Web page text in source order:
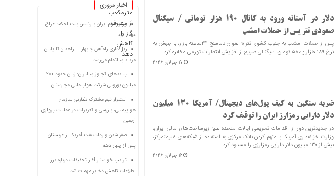
دلار در آستانه ورود به کانال ۱۹۰ هزار تومانی / سیگنال
صعودی تتر پس از حملات امشب
پس از حملات امشب به جنوب کشور، تتر به عنوان دماسنج ۲۴ساعته بازار، با جهش به
نرخ ۱۸۹ هزار و ۵۸۰ تومان، سیگنالی صریح از افزایش انتظارات تورمی مخابره کرد.
17 جولای 2026
ضربه سنگین به کیف پول‌های دیجیتال/ آمریکا ۱۳۰ میلیون
دلار دارایی‌ رمزارز ایران را توقیف کرد
در جدیدترین دور از اقدامات تحریمیِ ایالات متحده علیه زیرساخت‌های مالی ایران،
وزارت خزانه‌داری آمریکا با متهم کردن بانک مرکزی به استفاده از شبکه‌های غیرمتمرکز،
بیش از ۱۳۰ میلیون دلار دارایی رمزارزی را مسدود کرد.
16 جولای 2026
اخبار مروری
وزیر علوم ایران با رئیس بیت‌الحکمه عراق
دیدار کرد
ریل‌گذاری راه‌آهن چابهار ــ زاهدان تا پایان
مرداد به اتمام می‌رسد
پیامدهای تجاوز به ایران؛ زیان حدود ۲۰۰
میلیون یورویی شرکت هواپیمایی مجارستان
استقرار تیم مشترک نظارتی سازمان
هواپیمایی، بازرسی و تعزیرات در عملیات پروازی
اربعین
صفر شدن واردات نفت آمریکا از عربستان
پس از چهار دهه
ترامپ خواستار آغاز تحقیقات درباره درز
اطلاعات کاهش ذخایر مهمات شد